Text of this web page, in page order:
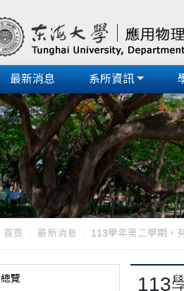
最新消息 系所資訊
首頁 最新消息 113學年第二學期，
總覽 113